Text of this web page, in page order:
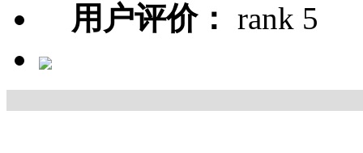
用户评价：